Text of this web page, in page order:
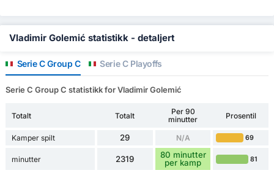
Vladimir Golemić statistikk - detaljert
Serie C Group C Serie C Playoffs
Serie C Group C statistikk for Vladimir Golemić
Totalt Totalt
Per 90
minutter
Prosentil
Kamper spilt 29 N/A 69
minutter 2319
80 minutter
per kamp
81